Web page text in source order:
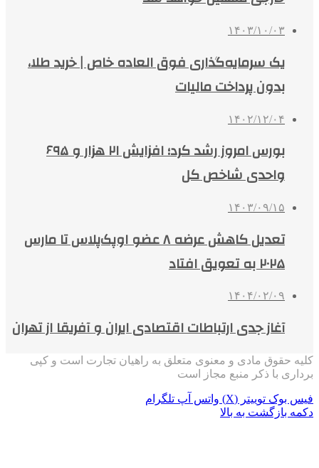
۱۴۰۳/۱۰/۰۳
یک سرمایه‌گذاری فوق‌ العاده خاص | خرید طلا،
بدون پرداخت مالیات
۱۴۰۲/۱۲/۰۴
بورس امروز رشد کرد؛ افزایش ۲۱ هزار و ۶۹۵
واحدی شاخص کل
۱۴۰۳/۰۹/۱۵
تعدیل کاهش عرضه ۸ عضو اوپک‌پلاس تا مارس
۲۰۲۵ به تعویق افتاد
۱۴۰۴/۰۲/۰۹
آغاز جدی ارتباطات اقتصادی ایران و آفریقا از تهران
کلیه حقوق مادی و معنوی متعلق به راهیان تجارت است و کپی
برداری با ذکر منبع مجاز است
فیس بوک توییتر (X) واتس آپ تلگرام
دکمه بازگشت به بالا